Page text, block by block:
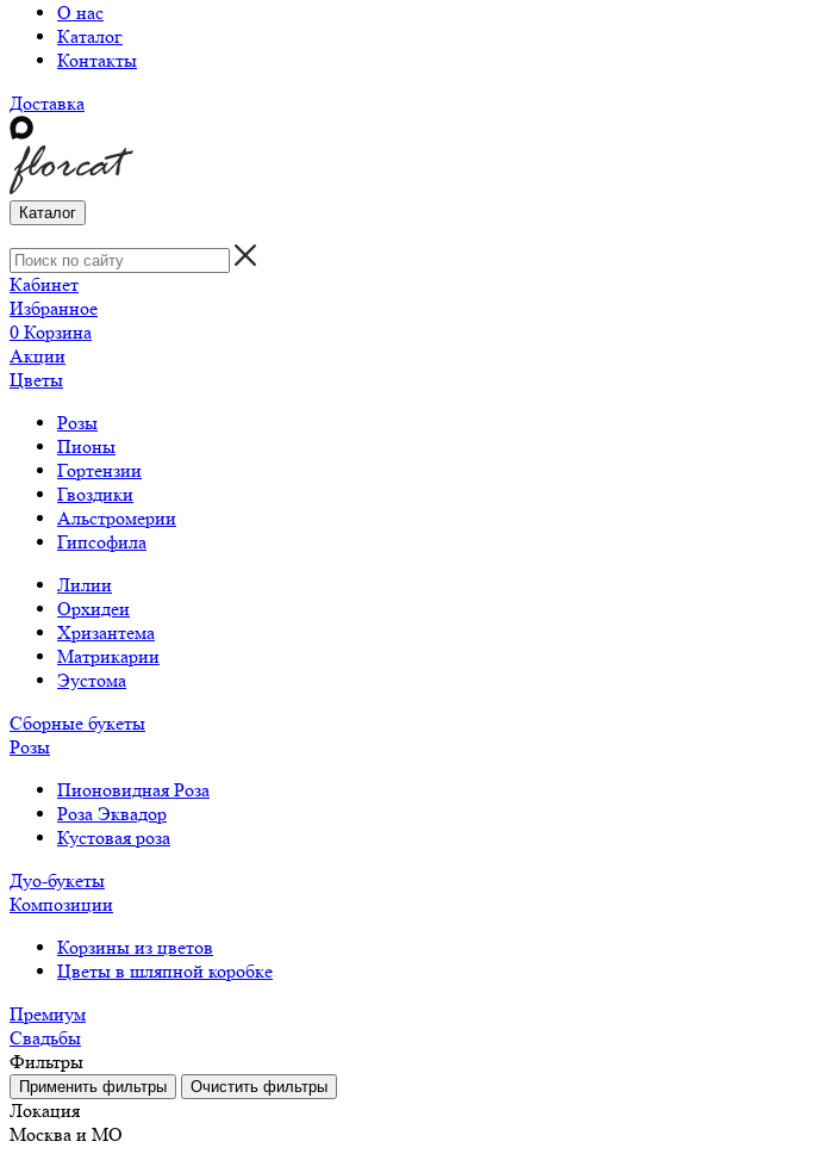
О нас
Каталог
Контакты
Доставка
Каталог
Кабинет
Избранное
0 Корзина
Акции
Цветы
Розы
Пионы
Гортензии
Гвоздики
Альстромерии
Гипсофила
Лилии
Орхидеи
Хризантема
Матрикарии
Эустома
Сборные букеты
Розы
Пионовидная Роза
Роза Эквадор
Кустовая роза
Дуо-букеты
Композиции
Корзины из цветов
Цветы в шляпной коробке
Премиум
Свадьбы
Фильтры
Локация
Москва и МО